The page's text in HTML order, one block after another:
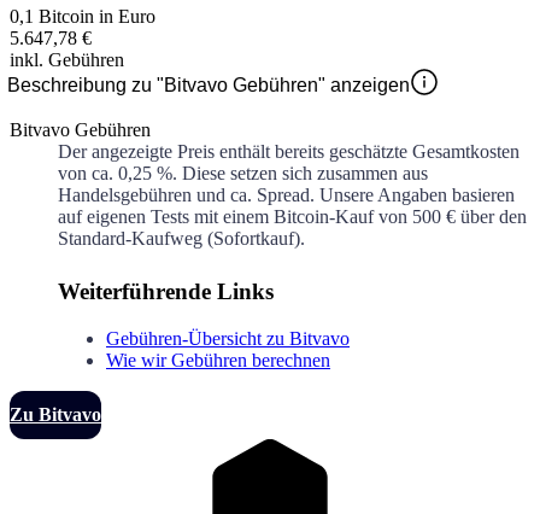
0,1 Bitcoin in Euro
5.647,78 €
inkl. Gebühren
Beschreibung zu "Bitvavo Gebühren" anzeigen
Bitvavo Gebühren
Der angezeigte Preis enthält bereits geschätzte Gesamtkosten
von ca. 0,25 %. Diese setzen sich zusammen aus
Handelsgebühren und ca. Spread. Unsere Angaben basieren
auf eigenen Tests mit einem Bitcoin-Kauf von 500 € über den
Standard-Kaufweg (Sofortkauf).
Weiterführende Links
Gebühren-Übersicht zu Bitvavo
Wie wir Gebühren berechnen
Zu Bitvavo